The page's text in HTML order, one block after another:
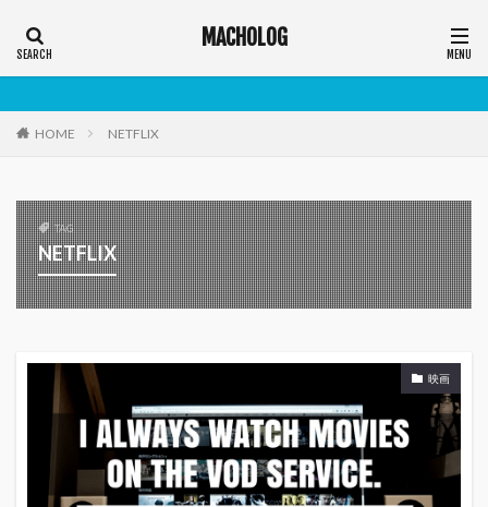
MACHOLOG
HOME NETFLIX
TAG
NETFLIX
映画